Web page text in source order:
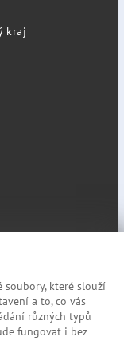
kraj
soubory, které slouží
a to, co vás
různých typů
fungovat i bez